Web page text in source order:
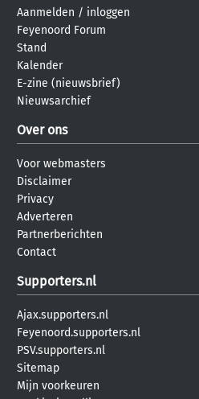
Aanmelden / inloggen
Feyenoord Forum
Stand
Kalender
E-zine (nieuwsbrief)
Nieuwsarchief
Over ons
Voor webmasters
Disclaimer
Privacy
Adverteren
Partnerberichten
Contact
Supporters.nl
Ajax.supporters.nl
Feyenoord.supporters.nl
PSV.supporters.nl
Sitemap
Mijn voorkeuren